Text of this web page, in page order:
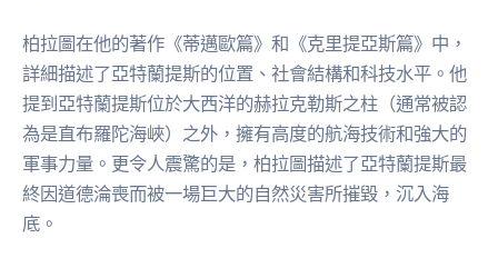
柏拉圖在他的著作《蒂邁歐篇》和《克里提亞斯篇》中，
詳細描述了亞特蘭提斯的位置、社會結構和科技水平。他
提到亞特蘭提斯位於大西洋的赫拉克勒斯之柱（通常被認
為是直布羅陀海峽）之外，擁有高度的航海技術和強大的
軍事力量。更令人震驚的是，柏拉圖描述了亞特蘭提斯最
終因道德淪喪而被一場巨大的自然災害所摧毀，沉入海
底。